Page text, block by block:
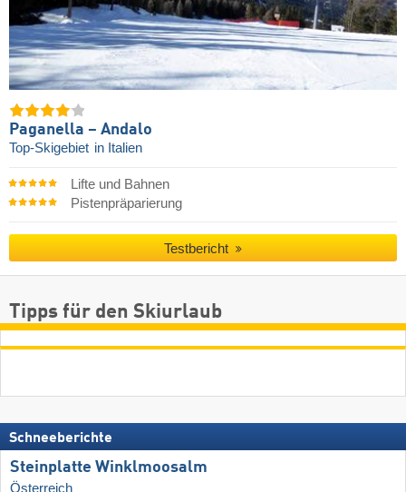
Paganella – Andalo
Top-Skigebiet in Italien
Lifte und Bahnen
Pistenpräparierung
Testbericht
Tipps für den Skiurlaub
Schneeberichte
Steinplatte Winklmoosalm
Österreich